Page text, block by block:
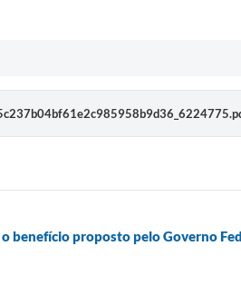
benefício proposto pelo Governo